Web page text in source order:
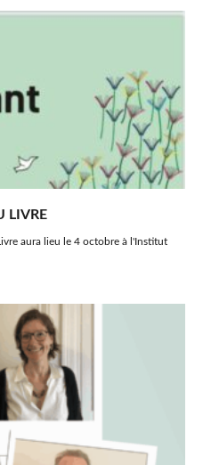
LIVRE
aura lieu le 4 octobre à l'Institut